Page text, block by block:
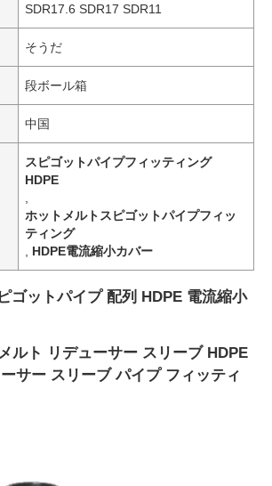
SDR17.6 SDR17 SDR11
そうだ
段ボール箱
中国
スピゴットパイプフィッティング
HDPE
ホットメルトスピゴットパイプフィッ
ティング
HDPE電流縮小カバー
ゴットパイプ 配列 HDPE 電流縮小
ルト リデューサー スリーブ HDPE
サー スリーブ パイプ フィッティ